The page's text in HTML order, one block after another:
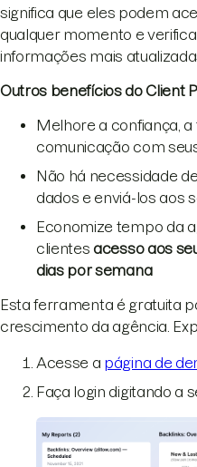
significa que eles podem
qualquer momento e
informações mais
Outros benefícios do Client
Melhore a confiança,
comunicação com
Não há necessidade
dados e enviá-los aos
Economize tempo da
clientes acesso aos
dias por semana
Esta ferramenta é gratuita
crescimento da agência.
Acesse a página de
Faça login digitando a